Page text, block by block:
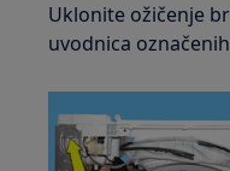
Uklonite ožičenje
uvodnica